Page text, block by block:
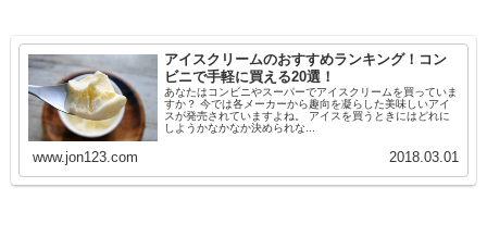
アイスクリームのおすすめランキング！コン
ビニで手軽に買える20選！
あなたはコンビニやスーパーでアイスクリームを買っていま
すか？ 今では各メーカーから趣向を凝らした美味しいアイ
スが発売されていますよね。 アイスを買うときにはどれに
しようかなかなか決められな...
www.jon123.com 2018.03.01